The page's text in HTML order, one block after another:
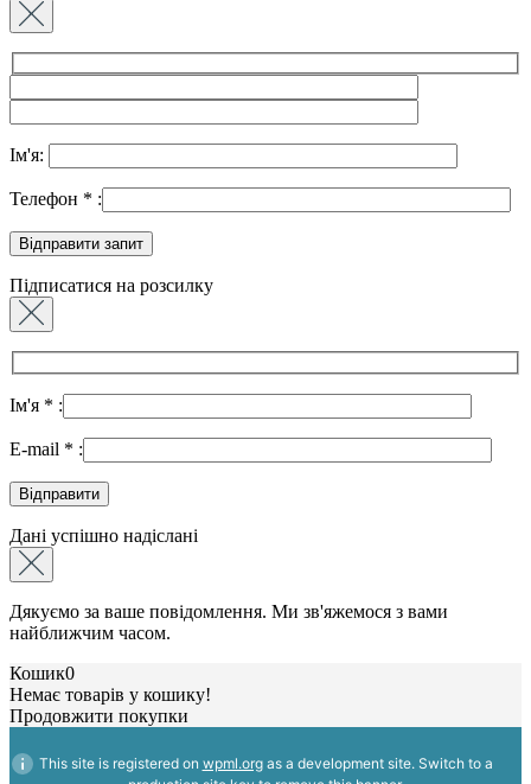
Ім'я:
Телефон * :
Підписатися на розсилку
Ім'я * :
E-mail * :
Дані успішно надіслані
Дякуємо за ваше повідомлення. Ми зв'яжемося з вами
найближчим часом.
Кошик0
Немає товарів у кошику!
Продовжити покупки
This site is registered on wpml.orgas a development site. Switch to a